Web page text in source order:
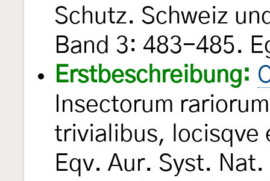
Schutz. Schweiz
Band 3: 483-485.
Erstbeschreibung:
Insectorum
trivialibus, locisqve
Eqv. Aur. Syst.